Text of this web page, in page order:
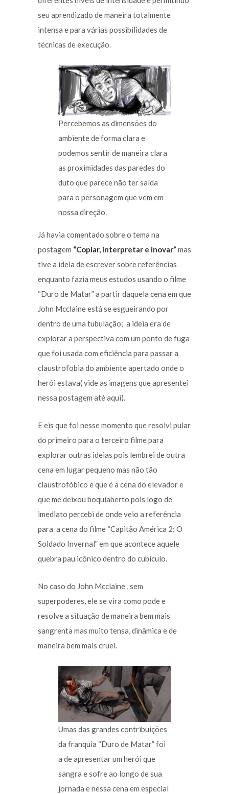
seu aprendizado de maneira totalmente
intensa e para várias possibilidades de
técnicas de execução.
Percebemos as dimensões do
ambiente de forma clara e
podemos sentir de maneira clara
as proximidades das paredes do
duto que parece não ter saída
para o personagem que vem em
nossa direção.
Já havia comentado sobre o tema na
postagem “Copiar, interpretar e inovar” mas
tive a ideia de escrever sobre referências
enquanto fazia meus estudos usando o filme
“Duro de Matar” a partir daquela cena em que
John Mcclaine está se esgueirando por
dentro de uma tubulação; a ideia era de
explorar a perspectiva com um ponto de fuga
que foi usada com eficiência para passar a
claustrofobia do ambiente apertado onde o
herói estava( vide as imagens que apresentei
nessa postagem até aqui).
E eis que foi nesse momento que resolvi pular
do primeiro para o terceiro filme para
explorar outras ideias pois lembrei de outra
cena em lugar pequeno mas não tão
claustrofóbico e que é a cena do elevador e
que me deixou boquiaberto pois logo de
imediato percebi de onde veio a referência
para a cena do filme “Capitão América 2: O
Soldado Invernal” em que acontece aquele
quebra pau icônico dentro do cubículo.
No caso do John Mcclaine , sem
superpoderes, ele se vira como pode e
resolve a situação de maneira bem mais
sangrenta mas muito tensa, dinâmica e de
maneira bem mais cruel.
Umas das grandes contribuições
da franquia “Duro de Matar” foi
a de apresentar um herói que
sangra e sofre ao longo de sua
jornada e nessa cena em especial